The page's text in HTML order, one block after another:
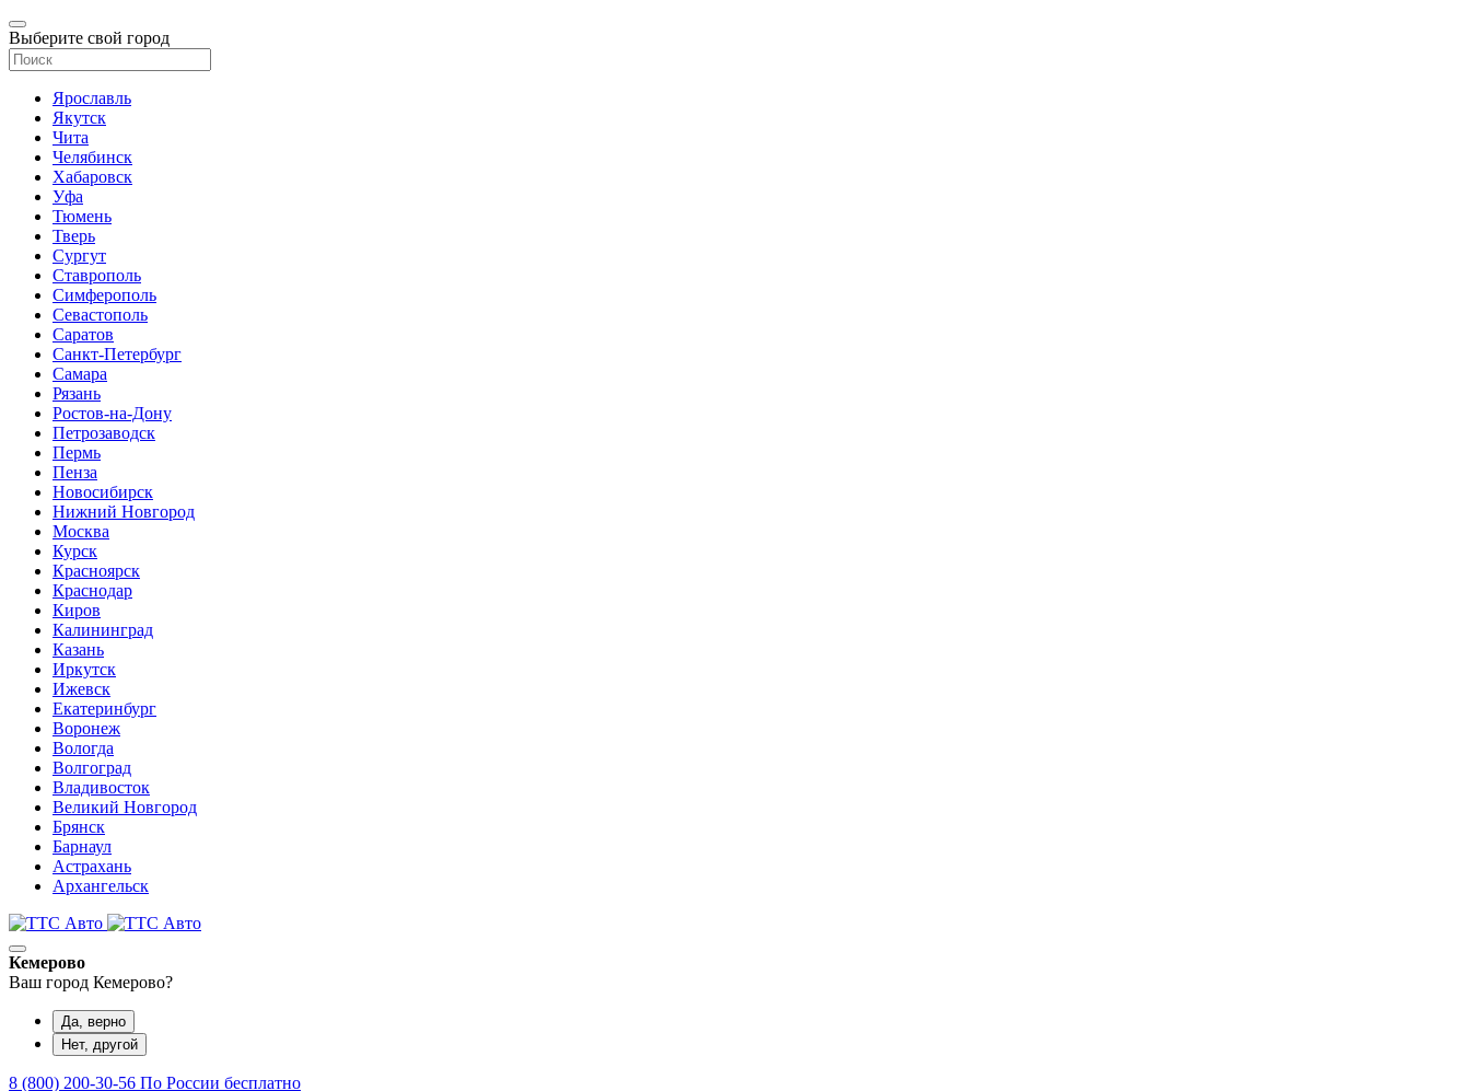
Выберите свой город
Ярославль
Якутск
Чита
Челябинск
Хабаровск
Уфа
Тюмень
Тверь
Сургут
Ставрополь
Симферополь
Севастополь
Саратов
Санкт-Петербург
Самара
Рязань
Ростов-на-Дону
Петрозаводск
Пермь
Пенза
Новосибирск
Нижний Новгород
Москва
Курск
Красноярск
Краснодар
Киров
Калининград
Казань
Иркутск
Ижевск
Екатеринбург
Воронеж
Вологда
Волгоград
Владивосток
Великий Новгород
Брянск
Барнаул
Астрахань
Архангельск
Кемерово
Ваш город Кемерово?
Да, верно
Нет, другой
8 (800) 200-30-56 По России бесплатно